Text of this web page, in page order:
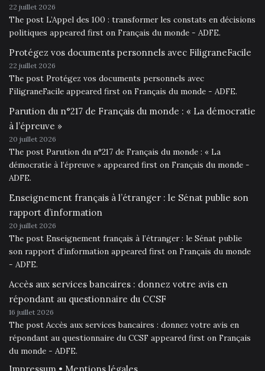
22 juillet 2026
The post L’Appel des 100 : transformer les constats en décisions
politiques appeared first on Français du monde - ADFE.
Protégez vos documents personnels avec FiligraneFacile
22 juillet 2026
The post Protégez vos documents personnels avec
FiligraneFacile appeared first on Français du monde - ADFE.
Parution du n°217 de Français du monde : « La démocratie
à l’épreuve »
20 juillet 2026
The post Parution du n°217 de Français du monde : « La
démocratie à l’épreuve » appeared first on Français du monde -
ADFE.
Enseignement français à l’étranger : le Sénat publie son
rapport d’information
20 juillet 2026
The post Enseignement français à l’étranger : le Sénat publie
son rapport d’information appeared first on Français du monde
- ADFE.
Accès aux services bancaires : donnez votre avis en
répondant au questionnaire du CCSF
16 juillet 2026
The post Accès aux services bancaires : donnez votre avis en
répondant au questionnaire du CCSF appeared first on Français
du monde - ADFE.